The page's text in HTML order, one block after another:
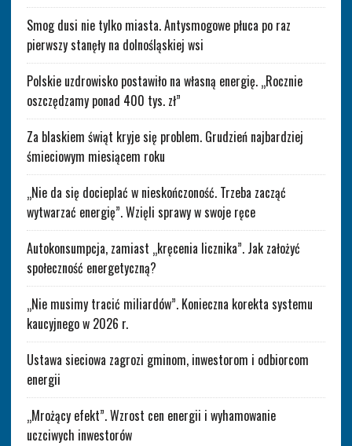
Smog dusi nie tylko miasta. Antysmogowe płuca po raz
pierwszy stanęły na dolnośląskiej wsi
Polskie uzdrowisko postawiło na własną energię. „Rocznie
oszczędzamy ponad 400 tys. zł”
Za blaskiem świąt kryje się problem. Grudzień najbardziej
śmieciowym miesiącem roku
„Nie da się docieplać w nieskończoność. Trzeba zacząć
wytwarzać energię”. Wzięli sprawy w swoje ręce
Autokonsumpcja, zamiast „kręcenia licznika”. Jak założyć
społeczność energetyczną?
„Nie musimy tracić miliardów”. Konieczna korekta systemu
kaucyjnego w 2026 r.
Ustawa sieciowa zagrozi gminom, inwestorom i odbiorcom
energii
„Mrożący efekt”. Wzrost cen energii i wyhamowanie
uczciwych inwestorów